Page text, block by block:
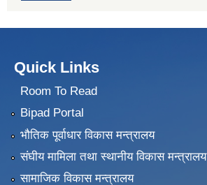
Quick Links
Room To Read
Bipad Portal
भौतिक पूर्वाधार विकास मन्त्रालय
संघीय मामिला तथा स्थानीय विकास मन्त्रालय
सामाजिक विकास मन्त्रालय